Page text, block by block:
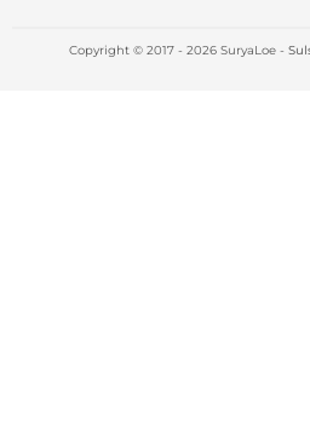
Copyright © 2017 - 2026 SuryaLoe -